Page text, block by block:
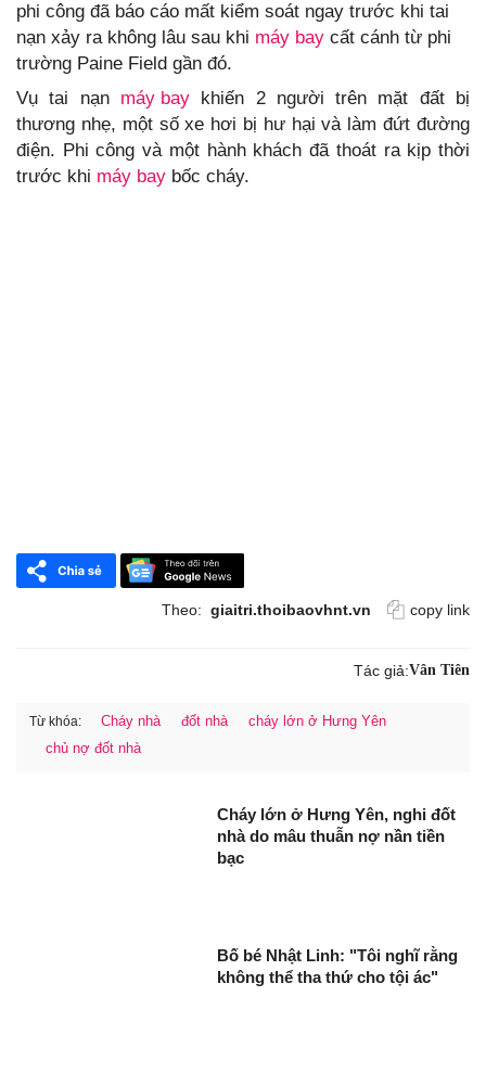
phi công đã báo cáo mất kiểm soát ngay trước khi tai
nạn xảy ra không lâu sau khi máy bay cất cánh từ phi
trường Paine Field gần đó.
Vụ tai nạn máy baykhiến 2 người trên mặt đất bị
thương nhẹ, một số xe hơi bị hư hại và làm đứt đường
điện. Phi công và một hành khách đã thoát ra kịp thời
trước khi máy bay bốc cháy.
Theo: giaitri.thoibaovhnt.vn copy link
Tác giả:Vân Tiên
Từ khóa: Cháy nhà đốt nhà
cháy lớn ở Hưng Yên
chủ nợ đốt nhà
Cháy lớn ở Hưng Yên, nghi đốt
nhà do mâu thuẫn nợ nần tiền
bạc
Bố bé Nhật Linh: "Tôi nghĩ rằng
không thể tha thứ cho tội ác"